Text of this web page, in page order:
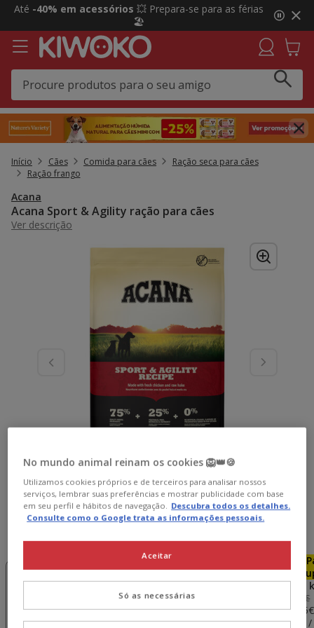
2
3,
mensagem,
Até -40% em acessórios 💥 Prepara-se para as férias
🏖️
Início Cães Comida para cães
Ração seca para cães
Ração frango
Acana
Acana Sport & Agility ração para cães
Ver descrição
Peso:17 kg
11.4 kg
cupão 💰
78.69€
(6.90€ / kg)
2 x 11.4 kg
Pack
Poupança
157.38€
154.23€
(6.76€ / kg)
17 kg
cupão 💰
103.29€
(6.08€ / kg)
2 x 17
206.58€
202.45€
(5.95€
No mundo animal reinam os cookies 🦁👑🍪
Utilizamos cookies próprios e de terceiros para analisar nossos
serviços, lembrar suas preferências e mostrar publicidade com base
em seu perfil e hábitos de navegação. Descubra todos os detalhes.
Consulte como o Google trata as informações pessoais.
Só as necessárias
Aceitar